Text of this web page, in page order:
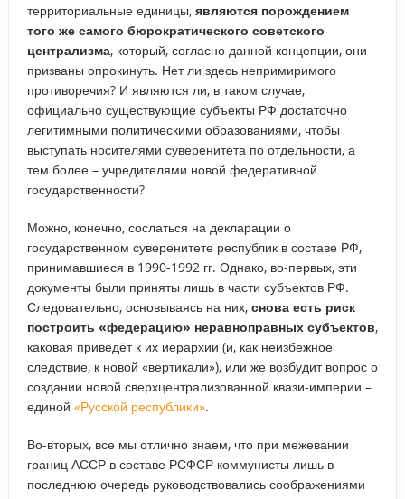
территориальные единицы, являются порождением
того же самого бюрократического советского
централизма, который, согласно данной концепции, они
призваны опрокинуть. Нет ли здесь непримиримого
противоречия? И являются ли, в таком случае,
официально существующие субъекты РФ достаточно
легитимными политическими образованиями, чтобы
выступать носителями суверенитета по отдельности, а
тем более – учредителями новой федеративной
государственности?
Можно, конечно, сослаться на декларации о
государственном суверенитете республик в составе РФ,
принимавшиеся в 1990-1992 гг. Однако, во-первых, эти
документы были приняты лишь в части субъектов РФ.
Следовательно, основываясь на них, снова есть риск
построить «федерацию» неравноправных субъектов,
каковая приведёт к их иерархии (и, как неизбежное
следствие, к новой «вертикали»), или же возбудит вопрос о
создании новой сверхцентрализованной квази-империи –
единой «Русской республики».
Во-вторых, все мы отлично знаем, что при межевании
границ АССР в составе РСФСР коммунисты лишь в
последнюю очередь руководствовались соображениями